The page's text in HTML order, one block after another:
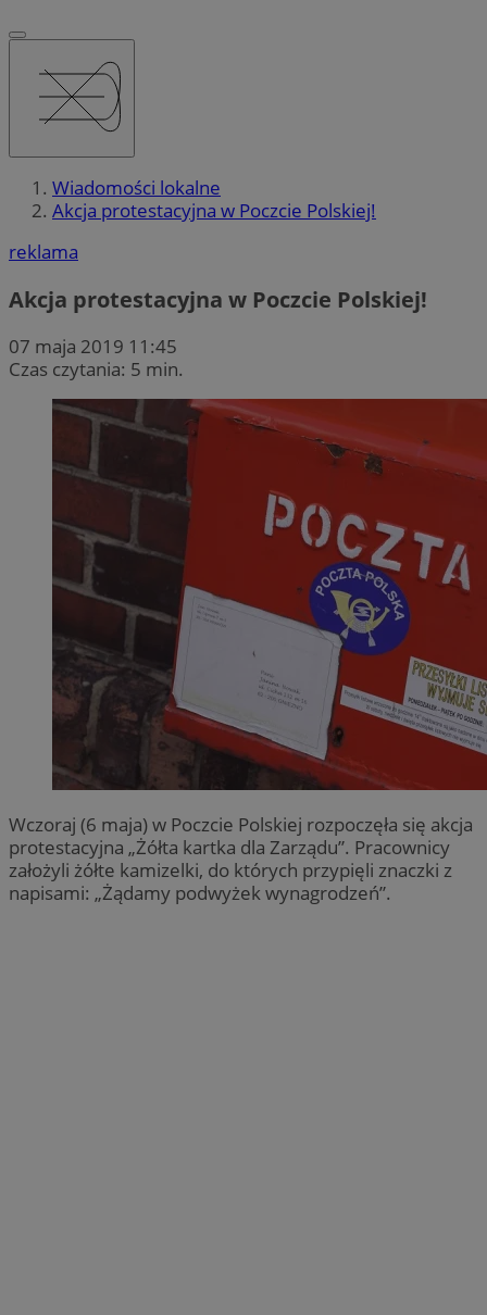
Wiadomości lokalne
Akcja protestacyjna w Poczcie Polskiej!
reklama
Akcja protestacyjna w Poczcie Polskiej!
07 maja 2019 11:45
Czas czytania: 5 min.
Wczoraj (6 maja) w Poczcie Polskiej rozpoczęła się akcja
protestacyjna „Żółta kartka dla Zarządu”. Pracownicy
założyli żółte kamizelki, do których przypięli znaczki z
napisami: „Żądamy podwyżek wynagrodzeń”.